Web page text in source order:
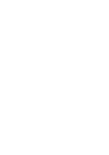
com um clube infantil
de esportes, oficinas e